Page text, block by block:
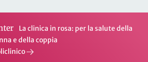
La clinica in rosa: per la salute della
e della coppia